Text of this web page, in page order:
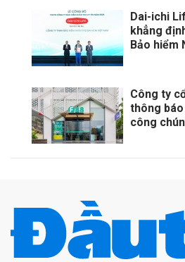
Dai-ichi
khẳng
Bảo hiểm
Công ty
thông
công